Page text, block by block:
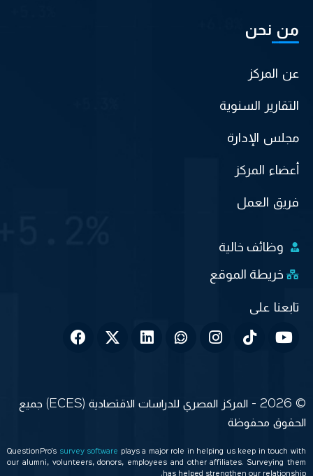
من نحن
عن المركز
التقارير السنوية
مجلس الإدارة
أعضاء المركز
فريق العمل
وظائف خالية
خريطة الموقع
© 2026 - المركز المصري للدراسات الاقتصادية (ECES) جميع
الحقوق محفوظة
QuestionPro’s survey software
plays a major role in helping us keep in touch with
our alumni, volunteers, donors, employees and other affiliates. Surveying them
has helped strengthen our relationship.